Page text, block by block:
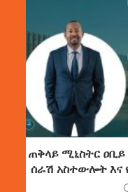
ጠቅላይ ሚኒስትር
ሰራሽ አስተውሎት እና